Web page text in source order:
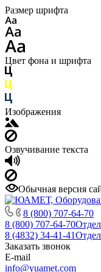
Размер шрифта
Цвет фона и шрифта
Изображения
Озвучивание текста
Обычная версия
8 (800) 707-64-70
8 (800) 707-64-70
8 (4832) 34-41-41
Заказать звонок
E-mail
info@yuamet.com